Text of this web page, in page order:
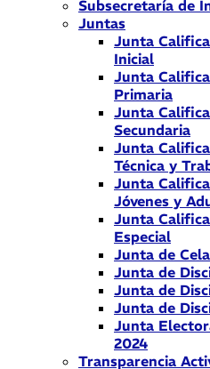
Subsecretaría de
Juntas
Junta
Inicial
Junta
Primaria
Junta
Secundaria
Junta
Técnica y
Junta
Jóvenes y
Junta
Especial
Junta de
Junta de
Junta de
Junta de
Junta
2024
Transparencia